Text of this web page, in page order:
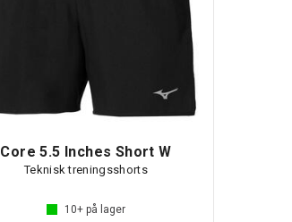
Core 5.5 Inches Short W
Teknisk treningsshorts
10+på lager